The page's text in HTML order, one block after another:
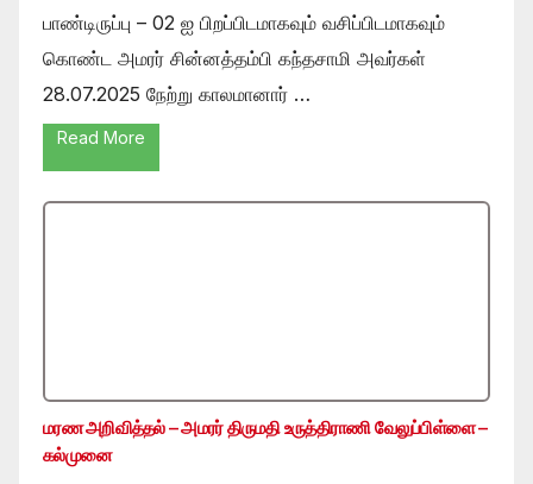
பாண்டிருப்பு – 02 ஐ பிறப்பிடமாகவும் வசிப்பிடமாகவும்
கொண்ட அமரர் சின்னத்தம்பி கந்தசாமி அவர்கள்
28.07.2025 நேற்று காலமானார் …
Read More
மரண அறிவித்தல் – அமரர் திருமதி உருத்திராணி வேலுப்பிள்ளை –
கல்முனை